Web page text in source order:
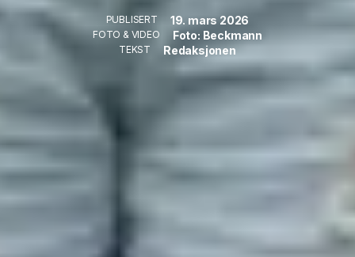
PUBLISERT 19. mars 2026
FOTO & VIDEO Foto: Beckmann
TEKST Redaksjonen